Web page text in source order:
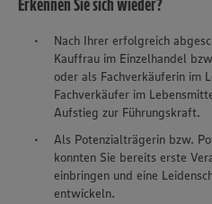
Erkennen Sie sich wieder?
Nach Ihrer erfolgreich
Kauffrau im Einzelhandel
oder als Fachverkäuferin im
Fachverkäufer im
Aufstieg zur Führungskraft.
Als Potenzialträgerin bzw.
konnten Sie bereits erste
einbringen und eine
entwickeln.